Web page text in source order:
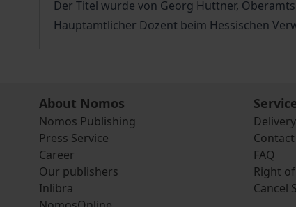
Der Titel wurde von Georg Huttner,
Hauptamtlicher Dozent beim Hessischen
About Nomos
Nomos Publishing
Press Service
Career
Our publishers
Inlibra
Contact
FAQ
Right
Cancel